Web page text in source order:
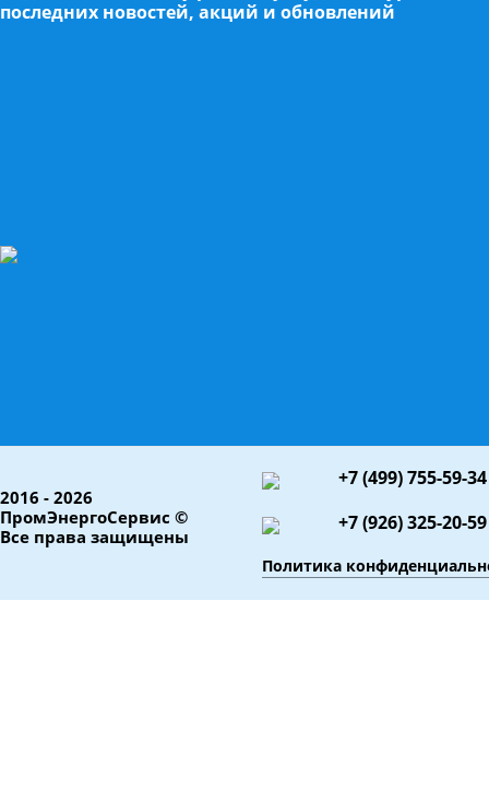
последних новостей, акций и обновлений
2016 - 2026
ПромЭнергоСервис ©
Все права защищены
+7 (499) 755-59-34
+7 (926) 325-20-59
Политика